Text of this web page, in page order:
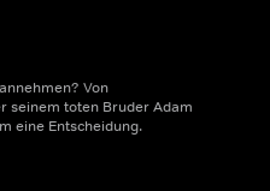
Von
seinem toten Bruder Adam
eine Entscheidung.